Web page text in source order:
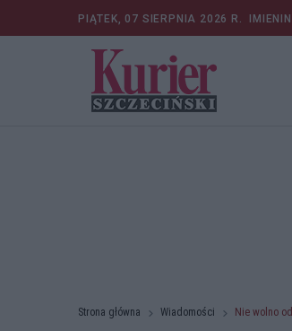
PIĄTEK, 07 SIERPNIA 2026 R.
Strona główna Wiadomości Nie wolno